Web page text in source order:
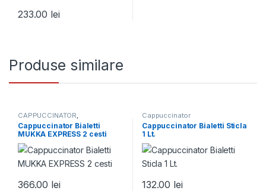
233.00 lei
Produse similare
CAPPUCCINATOR
Cappuccinator Espressoare
Traditionale Moka
Cappuccinator Bialetti
MUKKA EXPRESS 2 cesti
366.00 lei
Cappuccinator
Cappuccinator Bialetti Sticla
1 Lt.
132.00 lei